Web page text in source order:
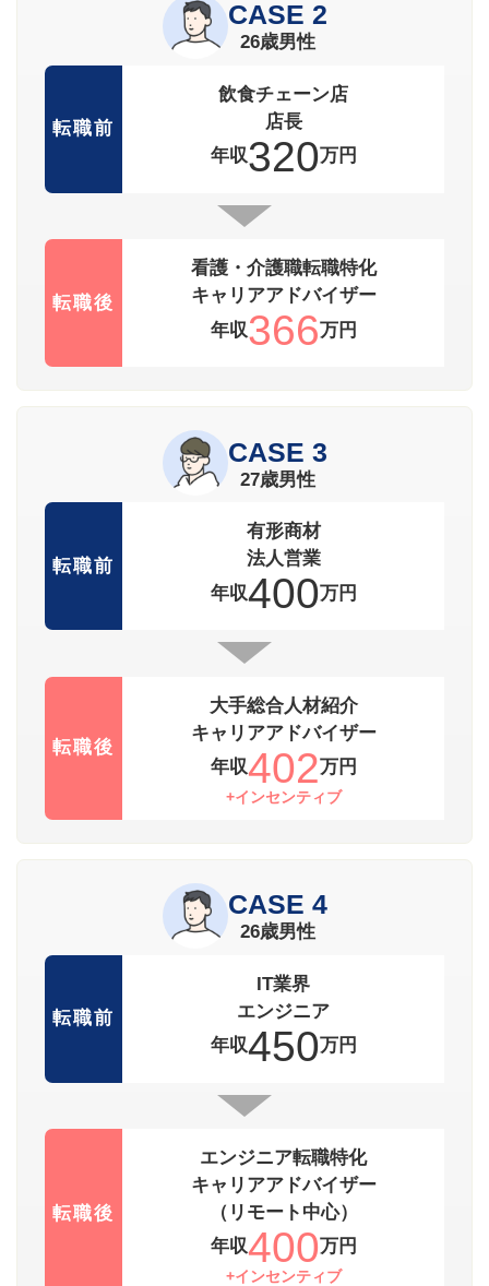
CASE 2
26歳男性
転職前
飲食チェーン店
店長
年収320万円
転職後
看護・介護職転職特化
キャリアアドバイザー
年収366万円
CASE 3
27歳男性
転職前
有形商材
法人営業
年収400万円
転職後
大手総合人材紹介
キャリアアドバイザー
年収402万円
+インセンティブ
CASE 4
26歳男性
転職前
IT業界
エンジニア
年収450万円
転職後
エンジニア転職特化
キャリアアドバイザー
（リモート中心）
年収400万円
+インセンティブ